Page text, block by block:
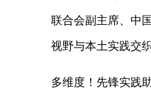
联合会副主席、中
视野与本土实践交
多维度！先锋实践